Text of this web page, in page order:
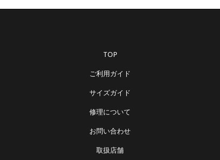
TOP
ご利用ガイド
サイズガイド
修理について
お問い合わせ
取扱店舗